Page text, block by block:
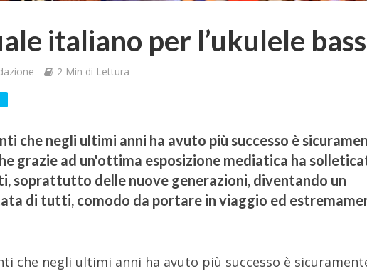
italiano per l’ukulele
2 Min di Lettura
che negli ultimi anni ha avuto più successo è
grazie ad un'ottima esposizione mediatica ha
soprattutto delle nuove generazioni, diventando un
di tutti, comodo da portare in viaggio ed
che negli ultimi anni ha avuto più successo è